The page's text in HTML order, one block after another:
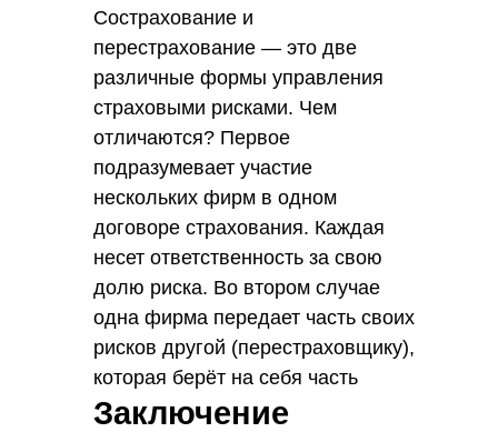
Сострахование и
перестрахование — это две
различные формы управления
страховыми рисками. Чем
отличаются? Первое
подразумевает участие
нескольких фирм в одном
договоре страхования. Каждая
несет ответственность за свою
долю риска. Во втором случае
одна фирма передает часть своих
рисков другой (перестраховщику),
которая берёт на себя часть
обязательств в обмен на часть
Заключение